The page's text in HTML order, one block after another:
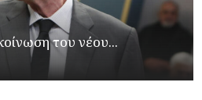
του νέου...